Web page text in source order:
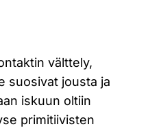
välttely,
suosivat jousta ja
iskuun oltiin
primitiivisten